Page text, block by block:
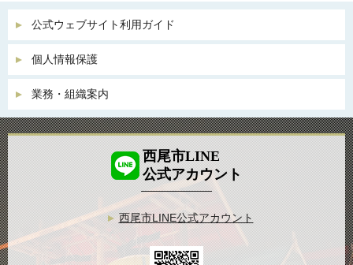
公式ウェブサイト利用ガイド
個人情報保護
業務・組織案内
西尾市LINE
公式アカウント
西尾市LINE公式アカウント